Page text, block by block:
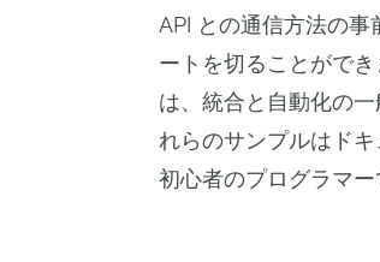
API との通信方法の事
ートを切ることができ
は、統合と自動化の
れらのサンプルはド
初心者のプログラマー